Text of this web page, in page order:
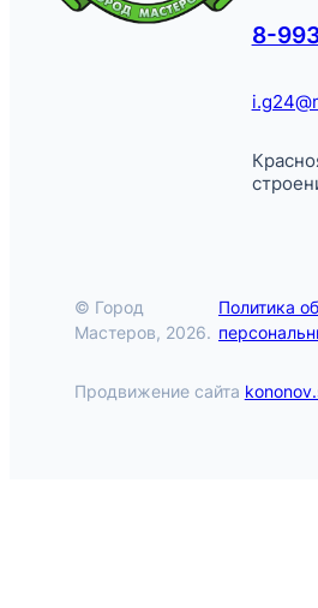
8-
© Город
Мастеров, 2026.
Политика
Продвижение сайта